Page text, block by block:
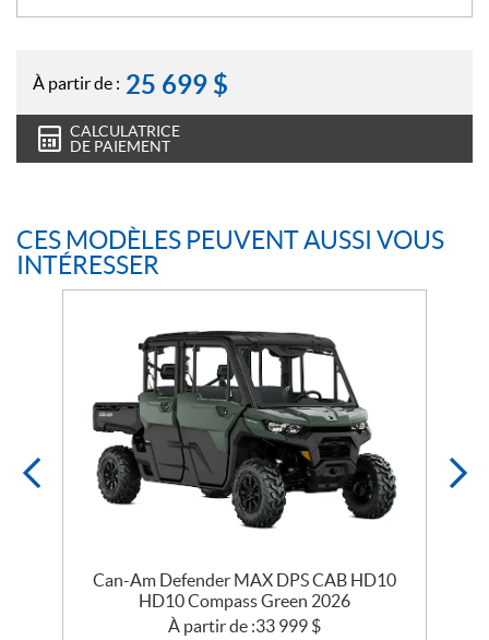
À partir de : 25 699 $
CALCULATRICE
DE PAIEMENT
CES MODÈLES PEUVENT AUSSI VOUS
INTÉRESSER
Can-Am Defender MAX DPS CAB HD10
HD10 Compass Green 2026
À partir de :33 999 $